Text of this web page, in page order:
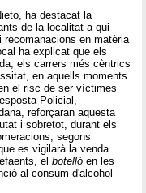
ha destacat la
de la localitat a qui
en matèria
ha explicat que els
els carrers més cèntrics
en aquells moments
el risc de ser víctimes
Policial,
reforçaran aquesta
i sobretot, durant els
segons
es vigilarà la venda
elbotelló en les
al consum d'alcohol